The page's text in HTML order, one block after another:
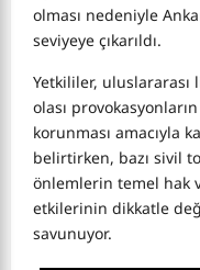
olması nedeniyle
seviyeye çıkarıldı.
Yetkililer,
olası
korunması amacıyla
belirtirken, bazı sivil
önlemlerin temel hak
etkilerinin dikkatle
savunuyor.